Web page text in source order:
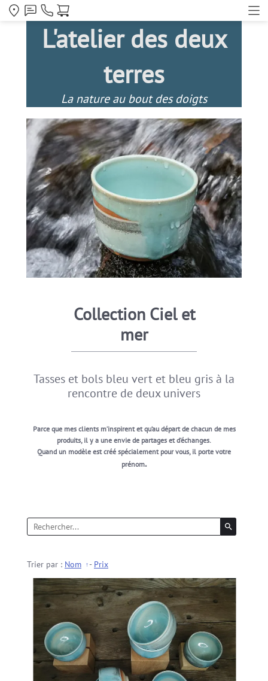
L'atelier des deux
terres
La nature au bout des doigts
Collection Ciel et
mer
Tasses et bols bleu vert et bleu gris à la
rencontre de deux univers
Parce que mes clients m’inspirent et qu’au départ de chacun de mes
produits, il y a une envie de partages et d’échanges.
Quand un modèle est créé spécialement pour vous, il porte votre
prénom.
search
Trier par : Nom - Prix